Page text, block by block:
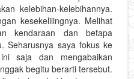
kelebihan-kelebihannya.
kesekelilingnya. Melihat
kendaraan dan betapa
Seharusnya saya fokus ke
saja dan mengabaikan
begitu berarti tersebut.